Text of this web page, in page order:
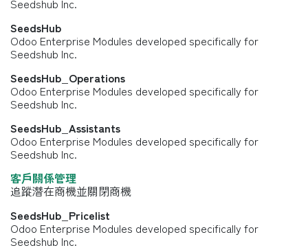
Seedshub Inc.
SeedsHub
Odoo Enterprise Modules developed specifically for
Seedshub Inc.
SeedsHub_Operations
Odoo Enterprise Modules developed specifically for
Seedshub Inc.
SeedsHub_Assistants
Odoo Enterprise Modules developed specifically for
Seedshub Inc.
客戶關係管理
追蹤潛在商機並關閉商機
SeedsHub_Pricelist
Odoo Enterprise Modules developed specifically for
Seedshub Inc.